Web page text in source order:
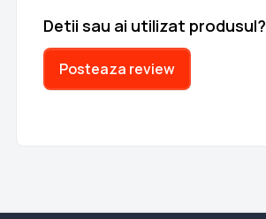
Detii sau ai utilizat produsul?
Posteaza review